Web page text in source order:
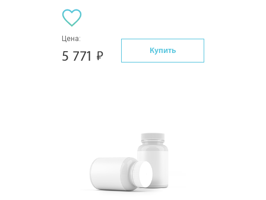
Цена:
5 771 Купить